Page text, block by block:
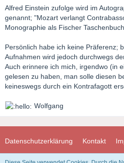
Alfred Einstein zufolge wird im
genannt; "Mozart verlangt
Monographie als Fischer
Persönlich habe ich keine Präferenz;
Aufnahmen wird jedoch durchwegs
Auch erinnere ich mich, irgendwo (in
gelesen zu haben, man solle diesen
keineswegs durch ein Kontrafagott
Wolfgang
Datenschutzerklärung Kontakt